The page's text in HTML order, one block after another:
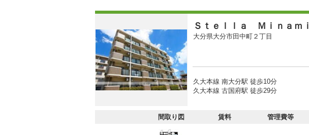
Ｓｔｅｌｌａ Ｍｉｎａｍｉ
大分県大分市田中町２丁目
久大本線 南大分駅 徒歩10分
久大本線 古国府駅 徒歩29分
間取り図 賃料 管理費等